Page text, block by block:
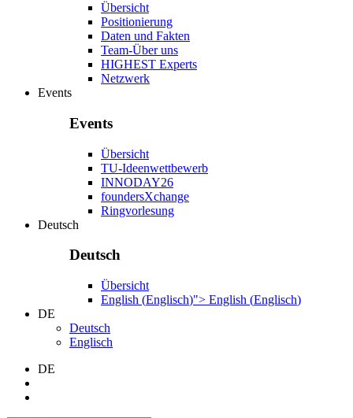
Übersicht
Positionierung
Daten und Fakten
Team-Über uns
HIGHEST Experts
Netzwerk
Events
Events
Übersicht
TU-Ideenwettbewerb
INNODAY26
foundersXchange
Ringvorlesung
Deutsch
Deutsch
Übersicht
English (Englisch)"> English (Englisch)
DE
Deutsch
Englisch
DE